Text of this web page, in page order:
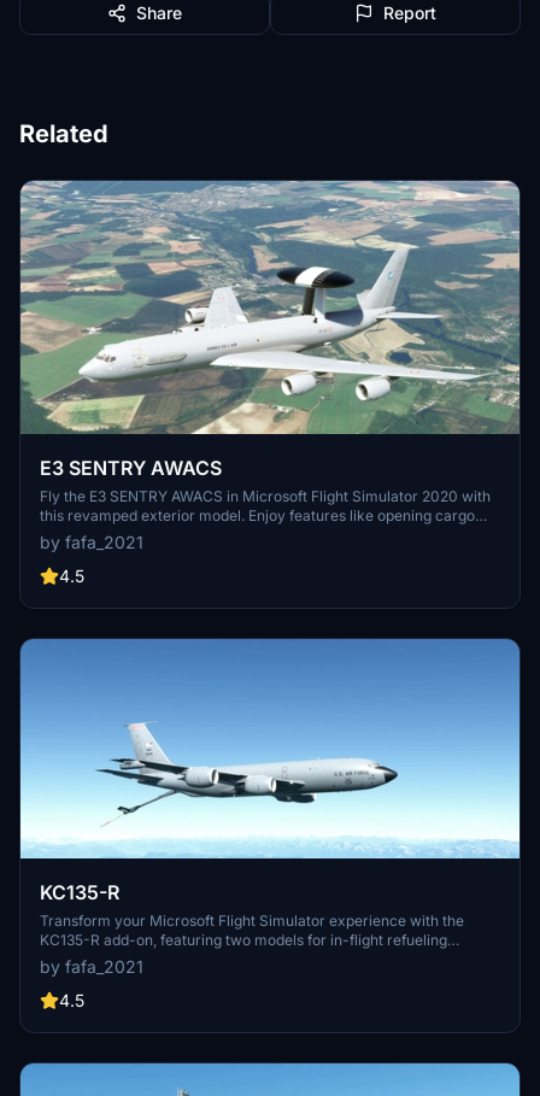
Share Report
Related
E3 SENTRY AWACS
Fly the E3 SENTRY AWACS in Microsoft Flight Simulator 2020 with
this revamped exterior model. Enjoy features like opening cargo
and personal doors. A freeware aircraft with detailed textures and
sounds - a must-have addition to your fleet. Please note, this
aircraft is for personal use only and not for sale or redistribution.
by fafa_2021
4.5
KC135-R
Transform your Microsoft Flight Simulator experience with the
KC135-R add-on, featuring two models for in-flight refueling
simulation. Enjoy detailed exterior modeling in Blender and interior
design based on the B747 from ASOBO. Enhance your multiplayer
experience with functional cargo and personal doors, along with
enthusiasts looking for realistic refueling capabilities.
by fafa_2021
4.5